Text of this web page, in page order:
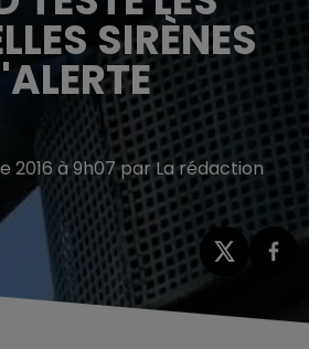
SIRÈNES
2016 à 9h07 par La rédaction